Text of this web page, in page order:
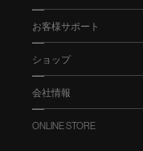
お客様サポート
ショップ
会社情報
ONLINE STORE